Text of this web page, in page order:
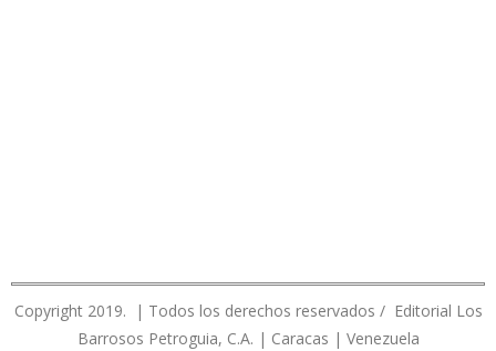
Copyright 2019. | Todos los derechos reservados / Editorial Los
Barrosos Petroguia, C.A. | Caracas | Venezuela